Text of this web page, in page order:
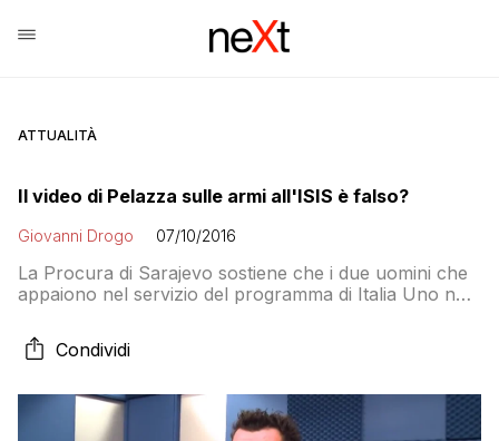
ATTUALITÀ
Il video di Pelazza sulle armi all'ISIS è falso?
Giovanni Drogo 07/10/2016
La Procura di Sarajevo sostiene che i due uomini che
appaiono nel servizio del programma di Italia Uno non
polizia hanno confessato di essere stati pagati da per
interpretare la parte. Ma Luigi Pelazza, autore del
Condividi